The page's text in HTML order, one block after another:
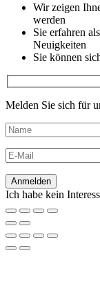
Wir zeigen
werden
Sie erfahren
Neuigkeiten
Sie können
Melden Sie sich für
Ich habe kein